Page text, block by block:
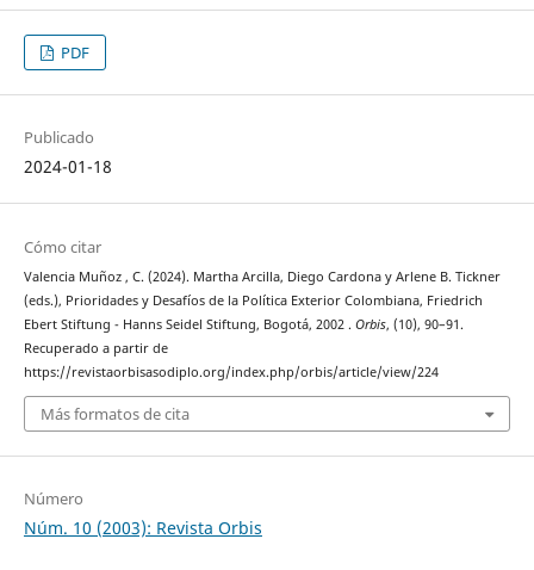
PDF
Publicado
2024-01-18
Cómo citar
Valencia Muñoz , C. (2024). Martha Arcilla, Diego Cardona y Arlene B. Tickner
(eds.), Prioridades y Desafíos de la Política Exterior Colombiana, Friedrich
Ebert Stiftung - Hanns Seidel Stiftung, Bogotá, 2002 . Orbis, (10), 90–91.
Recuperado a partir de
https://revistaorbisasodiplo.org/index.php/orbis/article/view/224
Más formatos de cita
Número
Núm. 10 (2003): Revista Orbis